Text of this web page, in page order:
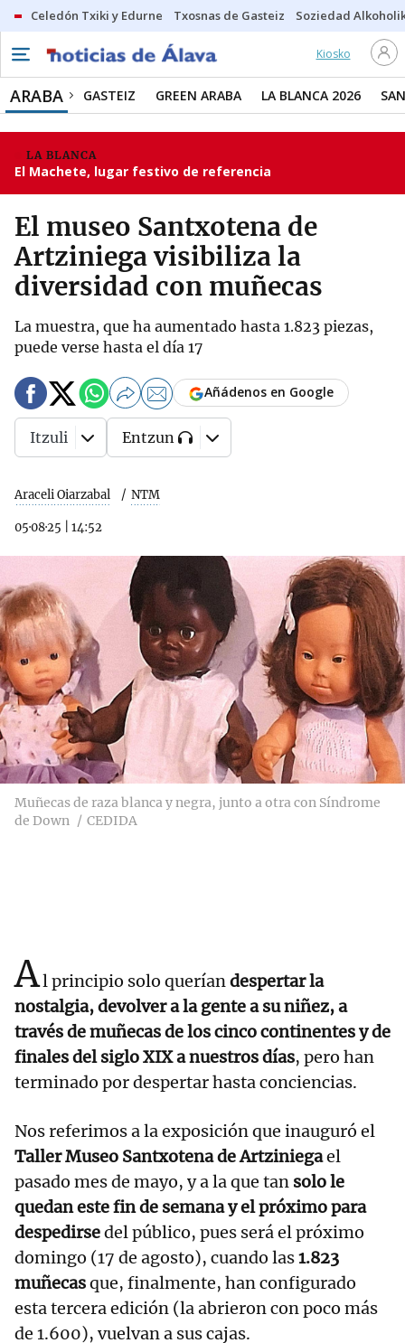
Celedón Txiki y Edurne Txosnas de Gasteiz Soziedad
Kiosko
ARABA GASTEIZ GREEN ARABA LA BLANCA 2026
LA BLANCA
El Machete, lugar festivo de referencia
El museo Santxotena de
Artziniega visibiliza la
diversidad con muñecas
La muestra, que ha aumentado hasta 1.823 piezas,
puede verse hasta el día 17
Araceli Oiarzabal NTM
05·08·25 14:52
Añádenos en Google
Itzuli Entzun
Muñecas de raza blanca y negra, junto a otra con Síndrome
de Down
CEDIDA
Al principio solo queríandespertar la
nostalgia, devolver a la gente a su niñez, a
través de muñecas de los cinco continentes y de
finales del siglo XIX a nuestros días, pero han
terminado por despertar hasta conciencias.
Nos referimos a la exposición que inauguró el
Taller Museo Santxotena de Artziniegael
pasado mes de mayo, y a la que tan solo le
quedan este fin de semana y el próximo para
despedirsedel público, pues será el próximo
domingo (17 de agosto), cuando las1.823
muñecasque, finalmente, han configurado
esta tercera edición (la abrieron con poco más
de 1.600), vuelvan a sus cajas.